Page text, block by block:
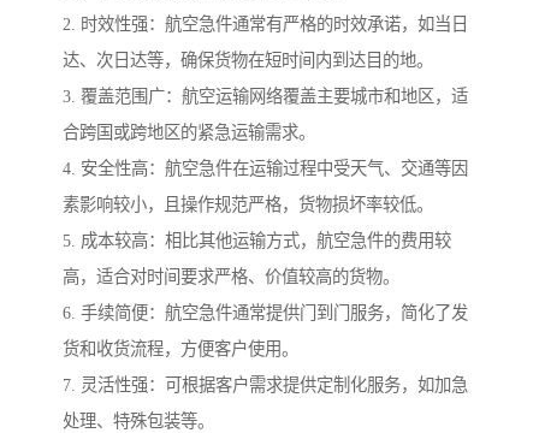
2. 时效性强：航空急件通常有严格的时效承诺，如当日
达、次日达等，确保货物在短时间内到达目的地。
3. 覆盖范围广：航空运输网络覆盖主要城市和地区，适
合跨国或跨地区的紧急运输需求。
4. 安全性高：航空急件在运输过程中受天气、交通等因
素影响较小，且操作规范严格，货物损坏率较低。
5. 成本较高：相比其他运输方式，航空急件的费用较
高，适合对时间要求严格、价值较高的货物。
6. 手续简便：航空急件通常提供门到门服务，简化了发
货和收货流程，方便客户使用。
7. 灵活性强：可根据客户需求提供定制化服务，如加急
处理、特殊包装等。